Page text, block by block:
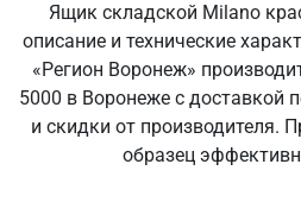
Ящик складской Milano
описание и технические
«Регион Воронеж»
5000 в Воронеже с доставкой
и скидки от производителя.
образец